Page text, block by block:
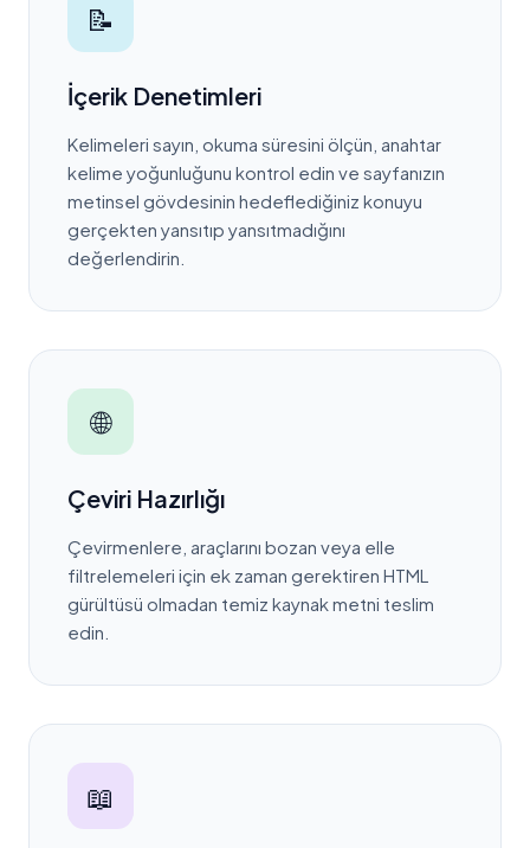
📝
İçerik Denetimleri
Kelimeleri sayın, okuma süresini ölçün, anahtar
kelime yoğunluğunu kontrol edin ve sayfanızın
metinsel gövdesinin hedeflediğiniz konuyu
gerçekten yansıtıp yansıtmadığını
değerlendirin.
🌐
Çeviri Hazırlığı
Çevirmenlere, araçlarını bozan veya elle
filtrelemeleri için ek zaman gerektiren HTML
gürültüsü olmadan temiz kaynak metni teslim
edin.
📖